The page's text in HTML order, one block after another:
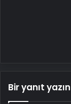
Bir yanıt yazın